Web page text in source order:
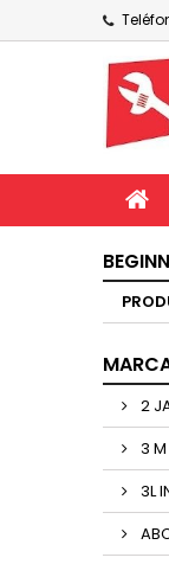
2
3
3L